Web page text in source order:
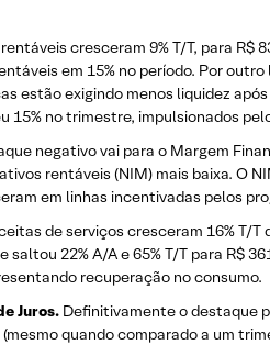
​​cresceram 9% T/T, para R$
​​em 15% no período. Por
estão exigindo menos liquidez
15% no trimestre, impulsionados
negativo vai para o Margem
rentáveis (NIM) mais baixa. O
em linhas incentivadas pelos
de serviços cresceram 16% T/
22% A/A e 65% T/T para R$
recuperação no consumo.
Juros. Definitivamente o destaque
(mesmo quando comparado a um